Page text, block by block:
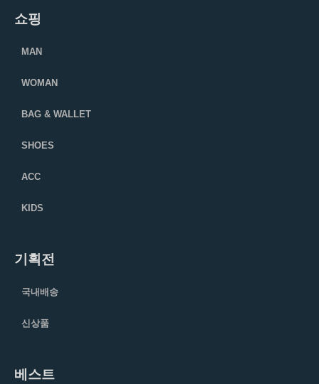
쇼핑
MAN
WOMAN
BAG & WALLET
SHOES
ACC
KIDS
기획전
국내배송
신상품
베스트